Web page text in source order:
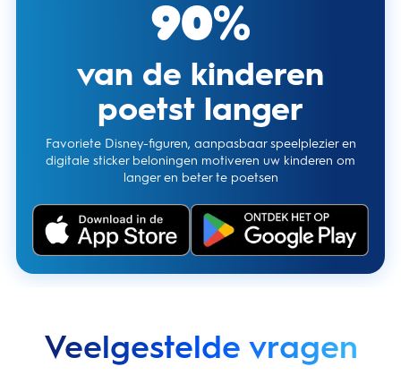
90%
van de kinderen
poetst langer
Favoriete Disney-figuren, aanpasbaar speelplezier en
digitale sticker beloningen motiveren uw kinderen om
langer en beter te poetsen
Veelgestelde vragen